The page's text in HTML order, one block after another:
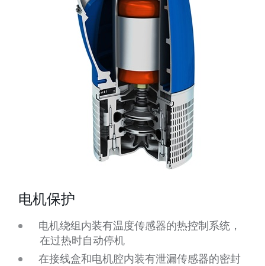
电机保护
电机绕组内装有温度传感器的热控制系统，
在过热时自动停机
在接线盒和电机腔内装有泄漏传感器的密封